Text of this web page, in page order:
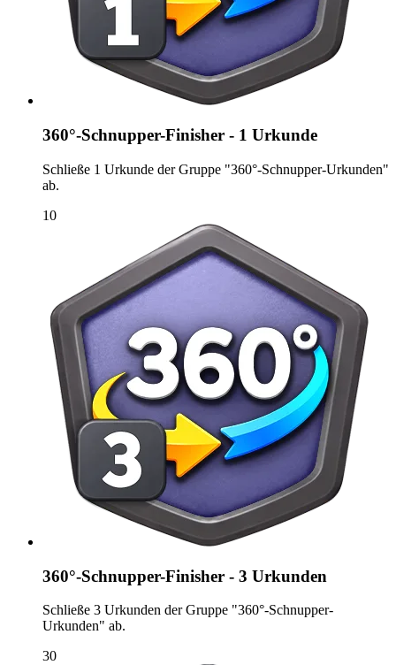
360°-Schnupper-Finisher - 1 Urkunde
Schließe 1 Urkunde der Gruppe "360°-Schnupper-Urkunden"
ab.
10
360°-Schnupper-Finisher - 3 Urkunden
Schließe 3 Urkunden der Gruppe "360°-Schnupper-
Urkunden" ab.
30